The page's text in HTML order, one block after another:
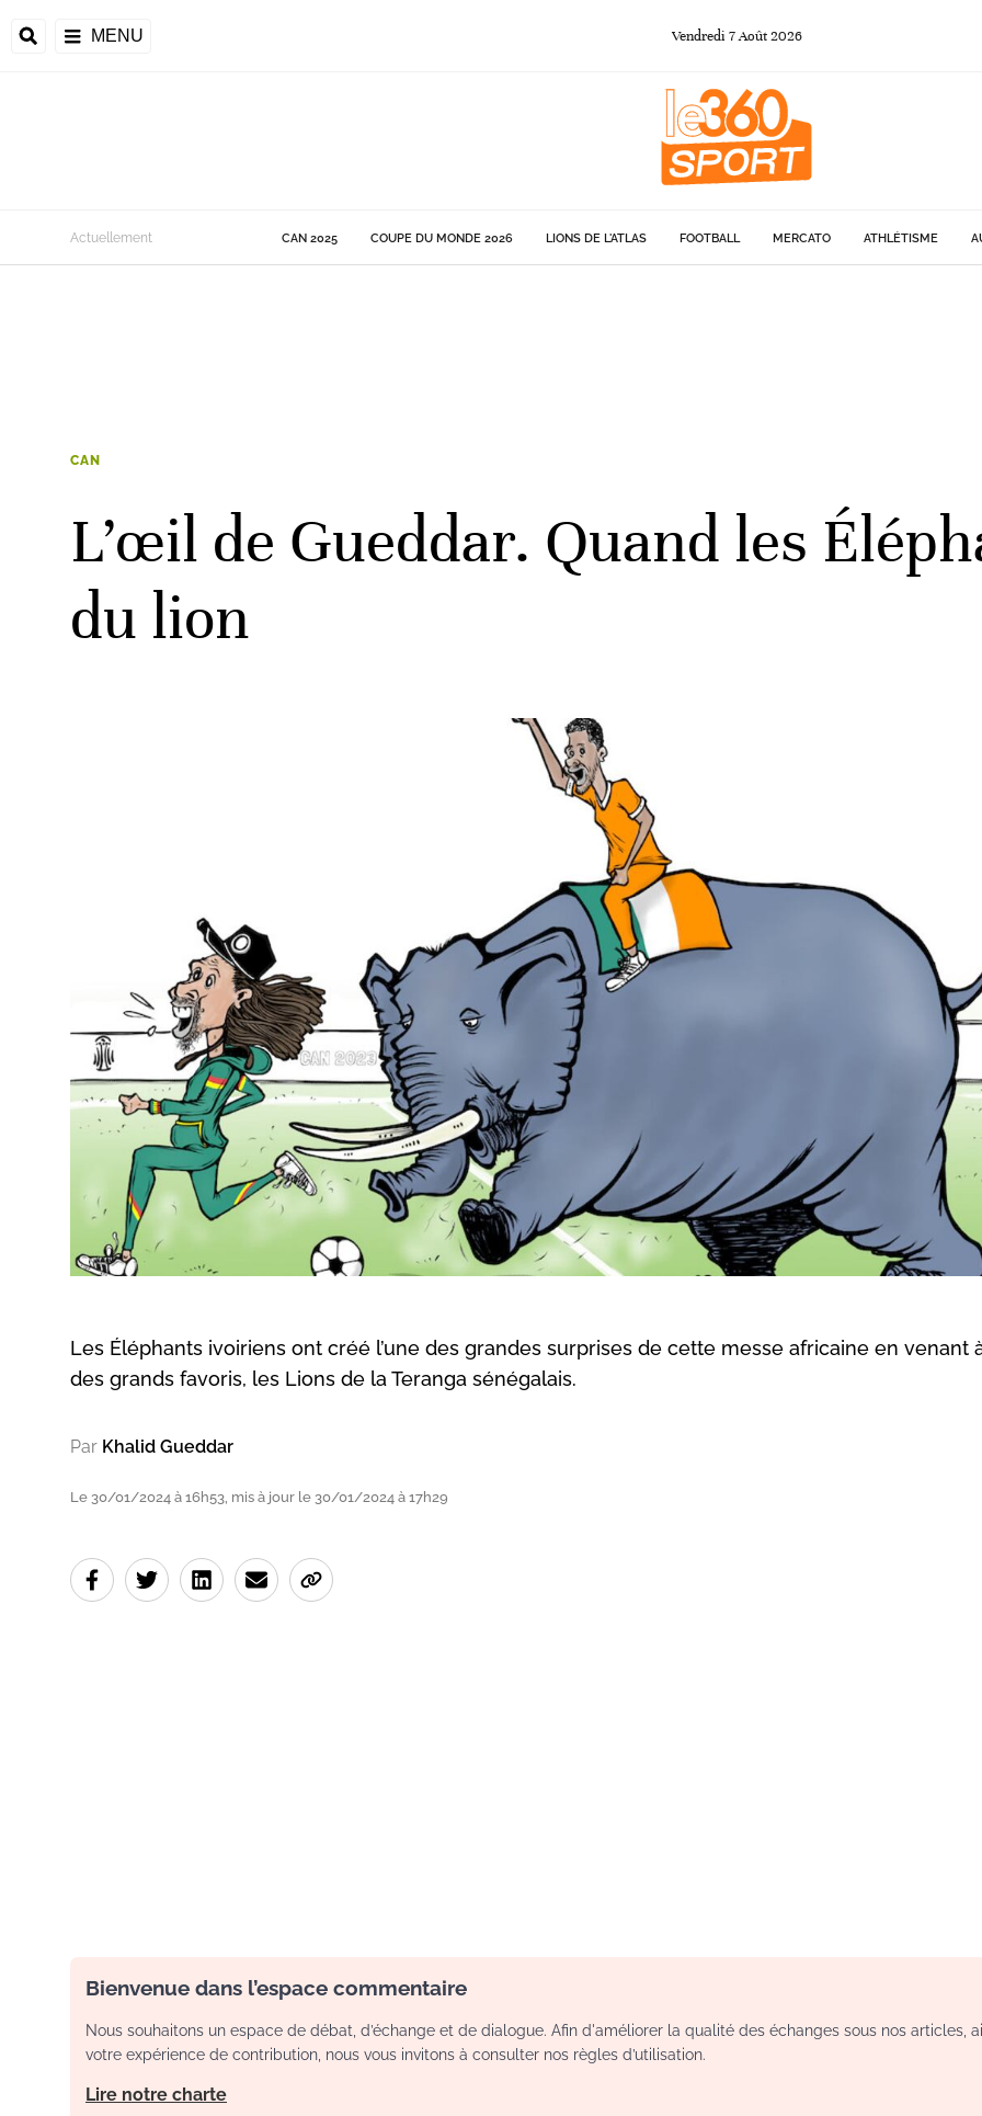
MENU Vendredi 7Août 2026
de la CAF
Actuellement CAN 2025 COUPE DU MONDE 2026 LIONS DE L'ATLAS FOOTBALL MERCATO ATHLÉTISME
CAN
L’œil de Gueddar. Quand les
du lion
Les Éléphants ivoiriens ont créé l’une des grandes surprises de cette messe africaine en venant
des grands favoris, les Lions de la Teranga sénégalais.
Par Khalid Gueddar
Le 30/01/2024 à 16h53, mis à jour le 30/01/2024 à 17h29
Bienvenue dans l’espace commentaire
Nous souhaitons un espace de débat, d’échange et de dialogue. Afin d'améliorer la qualité des échanges sous nos articles,
votre expérience de contribution, nous vous invitons à consulter nos règles d’utilisation.
Lire notre charte